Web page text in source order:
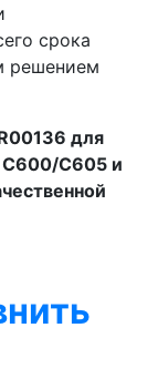
срока
решением
для
C600/C605 и